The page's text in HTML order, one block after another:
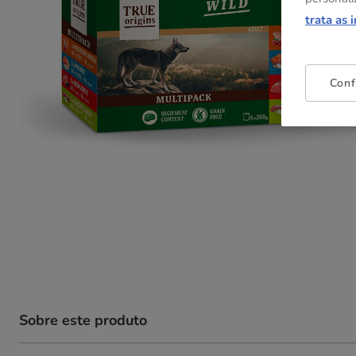
Sobre este produto
trata as